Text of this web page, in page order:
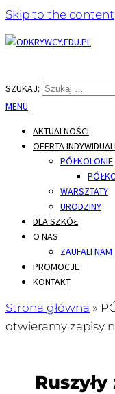
Skip to the content
SZUKAJ:
MENU
AKTUALNOŚCI
OFERTA
PÓŁKOLONIE
WARSZTATY
URODZINY
DLA SZKÓŁ
O NAS
ZAUFALI NAM
PROMOCJE
KONTAKT
Strona główna »
otwieramy zapisy